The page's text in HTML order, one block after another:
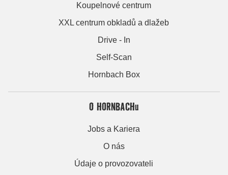
Koupelnové centrum
XXL centrum obkladů a dlažeb
Drive - In
Self-Scan
Hornbach Box
O HORNBACHu
Jobs a Kariera
O nás
Údaje o provozovateli